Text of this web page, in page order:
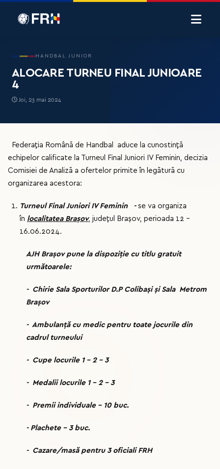
HANDBAL JUNIOR
ALOCARE TURNEU FINAL JUNIOARE
4
Joi, 23 mai 2024
Federația Română de Handbal aduce la cunostință
echipelor calificate la Turneul Final Juniori IV Feminin, decizia
Comisiei de Analiză a ofertelor primite în legătură cu
organizarea acestora:
Turneul Final Juniori IV Feminin - se va organiza
în localitatea Brașov, județul Brașov, perioada 12 –
16.06.2024.
AJH Brașov pune la dispoziție cu titlu gratuit
următoarele:
- Chirie Sala Sporturilor D.P Colibași și Sala Metrom
Brașov
- Ambulanță cu medic pentru toate jocurile din
cadrul turneului
- Cupe locurile 1 – 2 - 3
- Medalii locurile 1 – 2 - 3
- Premii individuale – 10 buc.
- Plachete – 3 buc.
- Cazare/masă pentru 3 oficiali FRH